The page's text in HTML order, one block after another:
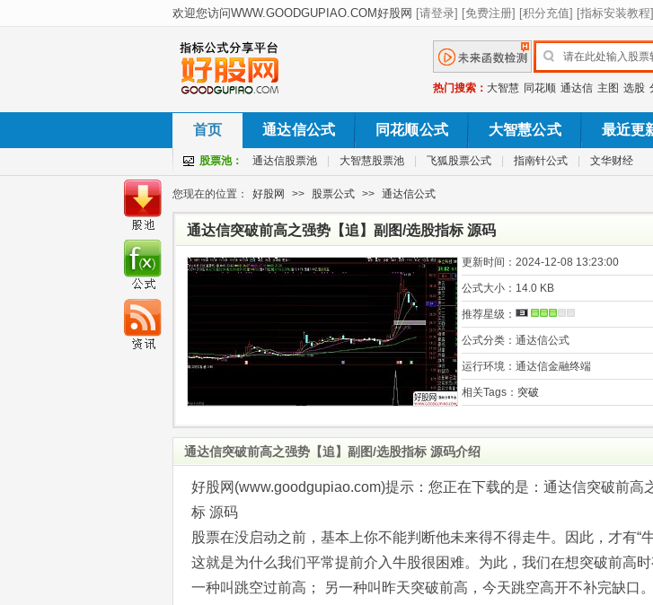
热门搜索： 大智慧 同花顺 通达信 主图 选股
首页 通达信公式 同花顺公式 大智慧公式 最近更
股票池： 通达信股票池 大智慧股票池 飞狐股票公式 指南针公式 文华财经
您现在的位置： 好股网 >> 股票公式 >> 通达信公式
通达信突破前高之强势【追】副图/选股指标 源码
更新时间： 2024-12-08 13:23:00
公式大小： 14.0 KB
推荐星级：
公式分类： 通达信公式
运行环境： 通达信金融终端
相关Tags： 突破
通达信突破前高之强势【追】副图/选股指标 源码介绍
好股网(www.goodgupiao.com)提示：您正在下载的是：通达信突破前高
标 源码
股票在没启动之前，基本上你不能判断他未来得不得走牛。因此，才有“
这就是为什么我们平常提前介入牛股很困难。为此，我们在想突破前高时
一种叫跳空过前高； 另一种叫昨天突破前高，今天跳空高开不补完缺口。